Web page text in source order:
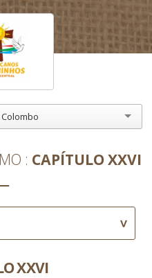
CAPÍTULO XXVI
XXVI